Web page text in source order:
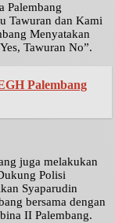
Palembang
Tawuran dan Kami
Menyatakan
Tawuran No”.
Palembang
juga melakukan
Polisi
Syaparudin
bersama dengan
II Palembang.